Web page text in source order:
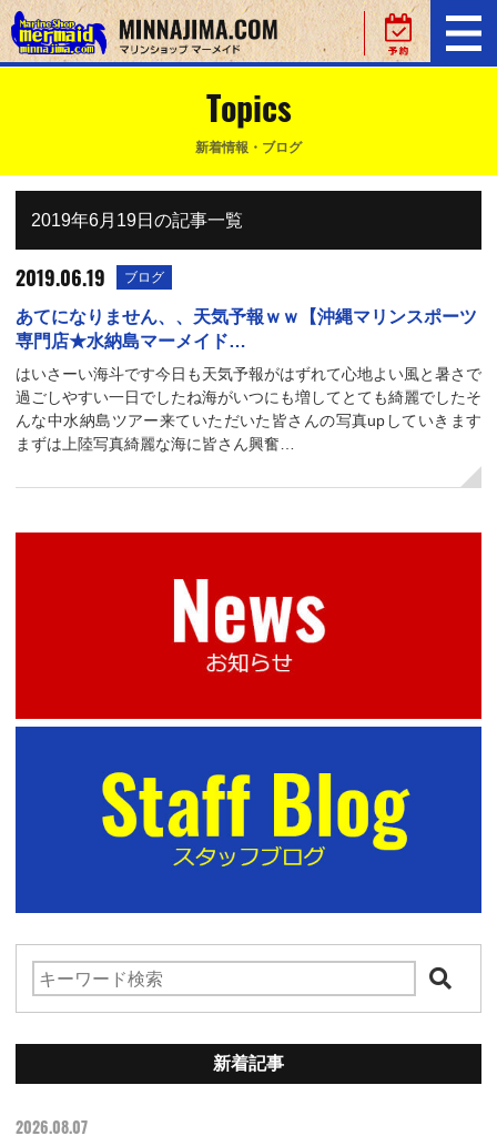
Topics
新着情報・ブログ
2019年6月19日の記事一覧
2019.06.19 ブログ
あてになりません、、天気予報ｗｗ【沖縄マリンスポーツ
専門店★水納島マーメイド…
はいさーい海斗です今日も天気予報がはずれて心地よい風と暑さで
過ごしやすい一日でしたね海がいつにも増してとても綺麗でしたそ
んな中水納島ツアー来ていただいた皆さんの写真upしていきます
まずは上陸写真綺麗な海に皆さん興奮…
新着記事
2026.08.07